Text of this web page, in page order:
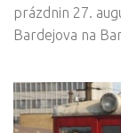
prázdnin 27.
Bardejova na